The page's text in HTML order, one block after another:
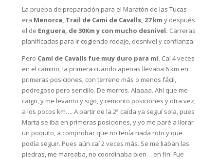
La prueba de preparación para el Maratón de las Tucas
era Menorca, Trail de Cami de Cavalls, 27 km y después
el de Enguera, de 30Km y con mucho desnivel. Carreras
planificadas para ir cogiendo rodaje, desnivel y confianza.
Pero Camí de Cavalls fue muy duro para mí. Caí 4 veces
en el camino, la primera cuando apenas llevaba 6 km en
primeras posiciones, con terreno más o menos fácil,
pedregoso pero sencillo. De morros. Alaaaa. Ahí que me
caigo, y me levanto y sigo, y remonto posiciones y otra vez,
a los pocos km…. A partir de la 2ª caída ya seguí sola, pues
Marta se iba en primeras posiciones, y yo me paré a llorar
un poquito, a comprobar que no tenía nada roto y que
podía seguir. Pues aún caí 2 veces más. Se me liaban las
piedras, me mareaba, no coordinaba bien… en fin. Fue